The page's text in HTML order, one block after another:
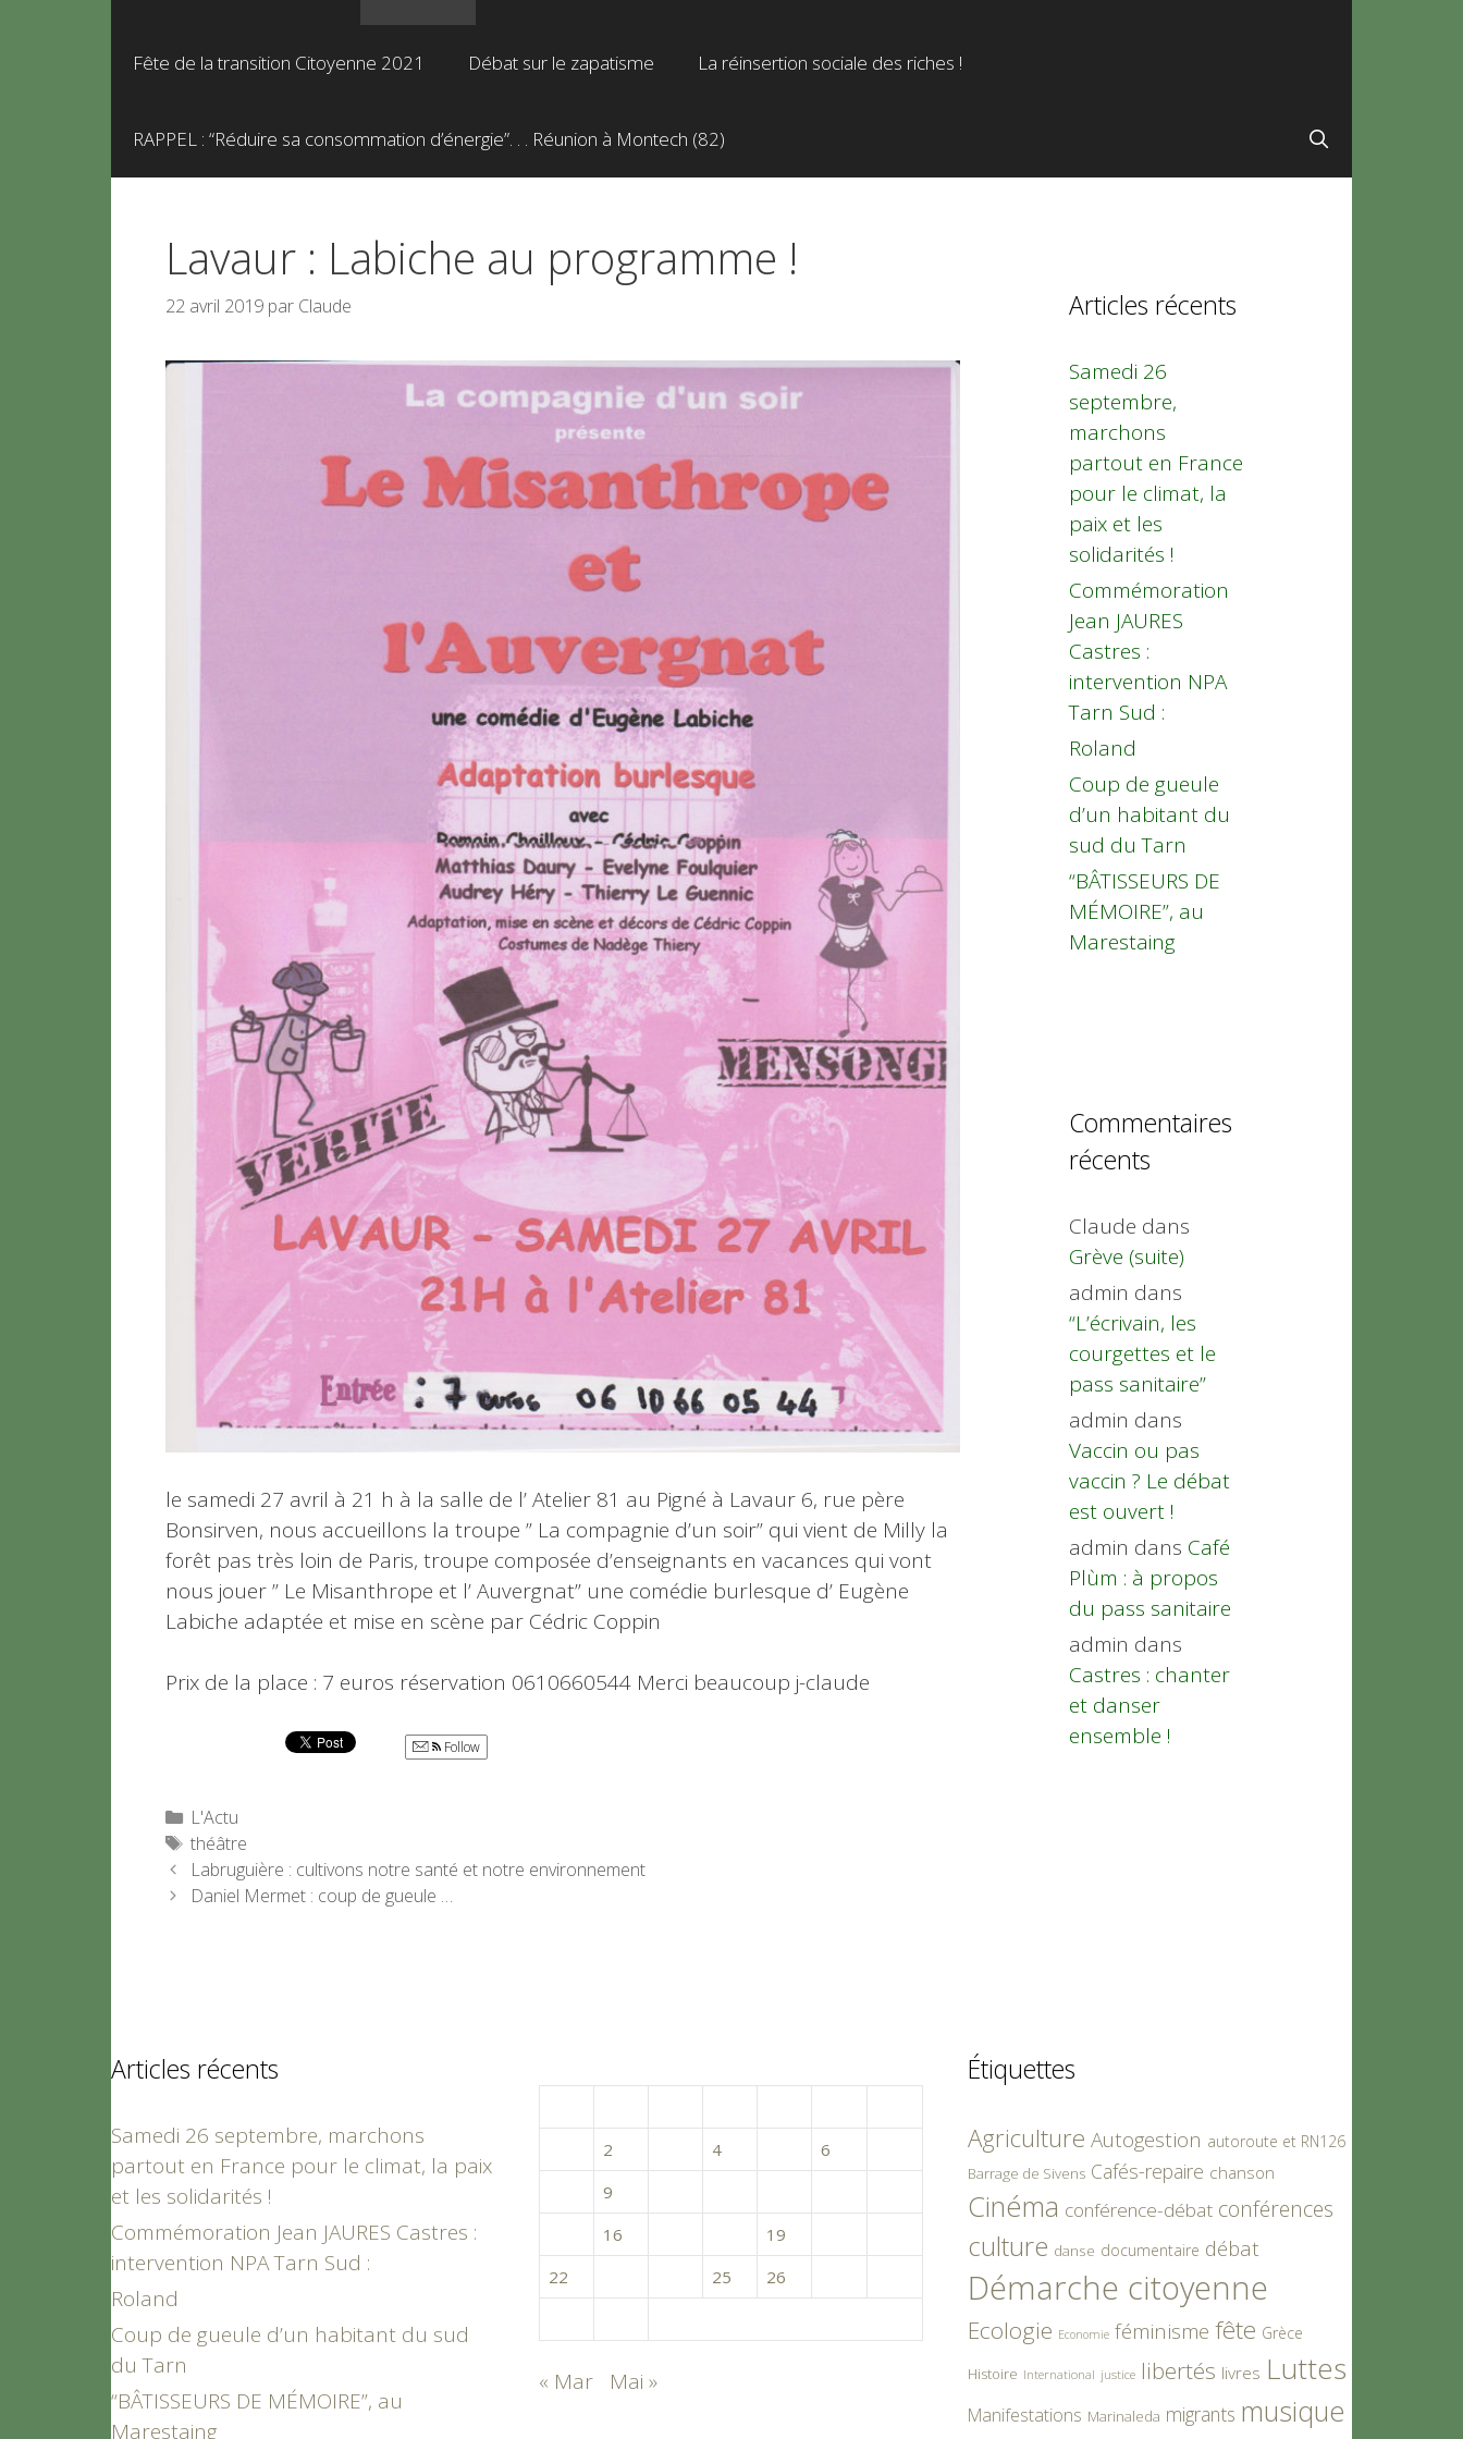
Fête de la transition Citoyenne 2021 Débat sur le zapatisme La réinsertion sociale des riches !
RAPPEL : “Réduire sa consommation d’énergie”. . . Réunion à Montech (82)
Lavaur : Labiche au programme !
22 avril 2019 par Claude
le samedi 27 avril à 21 h à la salle de l’ Atelier 81 au Pigné à Lavaur 6, rue père
Bonsirven, nous accueillons la troupe ” La compagnie d’un soir” qui vient de Milly la
forêt pas très loin de Paris, troupe composée d’enseignants en vacances qui vont
nous jouer ” Le Misanthrope et l’ Auvergnat” une comédie burlesque d’ Eugène
Labiche adaptée et mise en scène par Cédric Coppin
Prix de la place : 7 euros réservation 0610660544 Merci beaucoup j-claude
Follow
Catégories
L'Actu
Étiquettes
théâtre
Labruguière : cultivons notre santé et notre environnement
Daniel Mermet : coup de gueule …
Articles récents
Samedi 26
septembre,
marchons
partout en France
pour le climat, la
paix et les
solidarités !
Commémoration
Jean JAURES
Castres :
intervention NPA
Tarn Sud :
Roland
Coup de gueule
d’un habitant du
sud du Tarn
“BÂTISSEURS DE
MÉMOIRE”, au
Marestaing
Commentaires
récents
Claude dans
Grève (suite)
admin dans
“L’écrivain, les
courgettes et le
pass sanitaire”
admin dans
Vaccin ou pas
vaccin ? Le débat
est ouvert !
admin dans Café
Plùm : à propos
du pass sanitaire
admin dans
Castres : chanter
et danser
ensemble !
Articles récents
Samedi 26 septembre, marchons
partout en France pour le climat, la paix
et les solidarités !
Commémoration Jean JAURES Castres :
intervention NPA Tarn Sud :
Roland
Coup de gueule d’un habitant du sud
du Tarn
“BÂTISSEURS DE MÉMOIRE”, au
Marestaing
2 4 6
9
16 19
22
25 26
« Mar Mai »
Étiquettes
Agriculture Autogestion autoroute et RN126
Barrage de Sivens Cafés-repaire chanson
Cinéma conférence-débat conférences
culture danse documentaire débat
Démarche citoyenne
Ecologie Economie féminisme fête Grèce
Histoire International justice libertés livres Luttes
Manifestations Marinaleda migrants musique